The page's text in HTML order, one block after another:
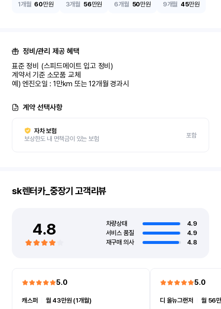
1개월 60만원 3개월 56만원 6개월 50만원 9개월 45만원
정비/관리 제공 혜택
표준 정비 (스피드메이트 입고 정비)
계약서 기준 소모품 교체
예) 엔진오일 : 1만km 또는 12개월 경과시
계약 선택사항
자차 보험
보상한도 내 면책금이 있는 보험
포함
sk렌터카_중장기 고객리뷰
4.8 차량상태
4.9
서비스 품질
4.9
재구매 의사
4.8
5.0
캐스퍼
월 43만원 (1개월)
5.0
디 올뉴그랜저 ㅣ월 56